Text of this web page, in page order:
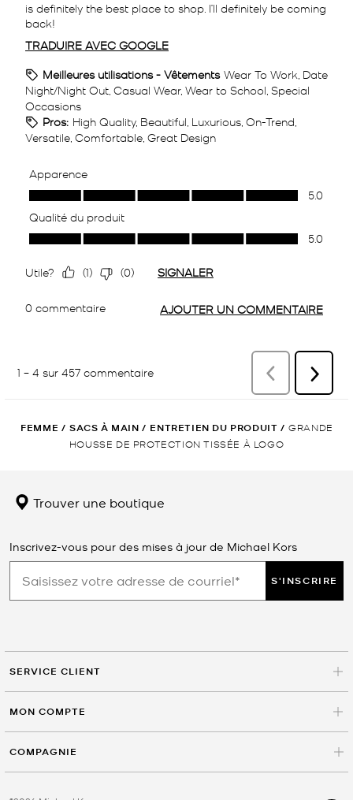
FEMME / SACS À MAIN / ENTRETIEN DU PRODUIT / GRANDE
HOUSSE DE PROTECTION TISSÉE À LOGO
Trouver une boutique
Inscrivez-vous pour des mises à jour de Michael Kors
S'INSCRIRE
SERVICE CLIENT
MON COMPTE
COMPAGNIE